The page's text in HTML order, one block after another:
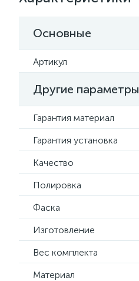
Основные
Артикул
Другие параметры
Гарантия материал
Гарантия установка
Качество
Полировка
Фаска
Изготовление
Вес комплекта
Материал